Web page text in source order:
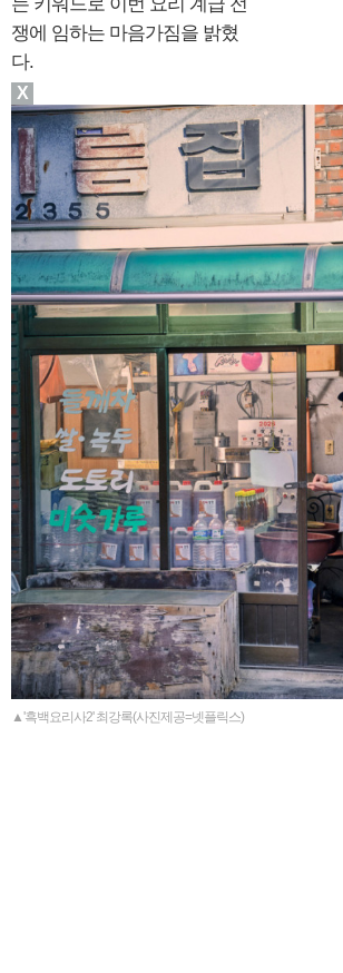
쟁에 임하는 마음가짐을 밝혔
다.
▲'흑백요리사2' 최강록(사진제공=넷플릭스)
X